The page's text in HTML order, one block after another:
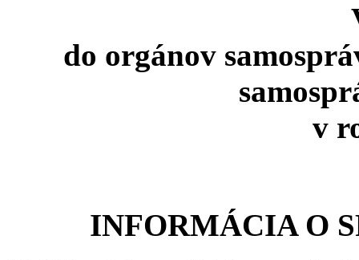
do orgánov
v
INFORMÁCIA O